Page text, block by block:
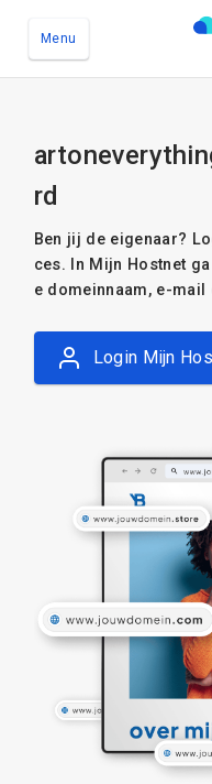
Menu
rd
Ben jij de eigenaar?
ces. In Mijn Hostnet
e domeinnaam, e-mail
Login Mijn